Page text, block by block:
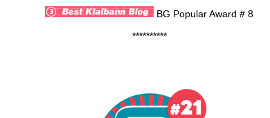
BG Popular Award # 8
**********